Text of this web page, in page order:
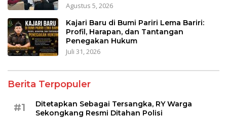
Agustus 5, 2026
Kajari Baru di Bumi Pariri Lema Bariri:
Profil, Harapan, dan Tantangan
Penegakan Hukum
Juli 31, 2026
Berita Terpopuler
#1
Ditetapkan Sebagai Tersangka, RY Warga
Sekongkang Resmi Ditahan Polisi